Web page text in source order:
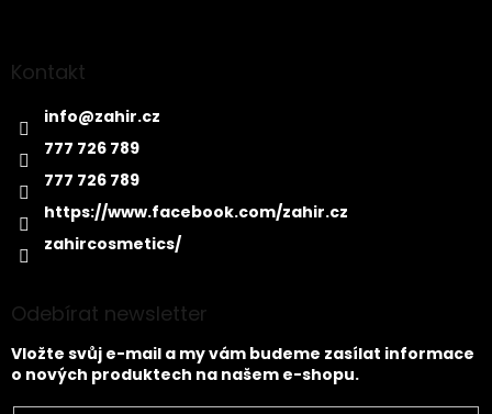
Kontakt
info@zahir.cz
777 726 789
777 726 789
https://www.facebook.com/zahir.cz
zahircosmetics/
Odebírat newsletter
Vložte svůj e-mail a my vám budeme zasílat informace
o nových produktech na našem e-shopu.